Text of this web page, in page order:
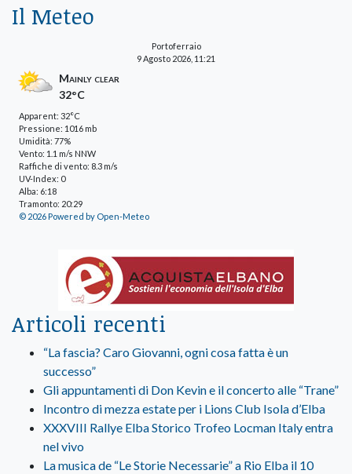
Il Meteo
Portoferraio
9 Agosto 2026, 11:21
Mainly clear
32°C
Apparent: 32°C
Pressione: 1016 mb
Umidità: 77%
Vento: 1.1 m/s NNW
Raffiche di vento: 8.3 m/s
UV-Index: 0
Alba: 6:18
Tramonto: 20:29
© 2026 Powered by Open-Meteo
Articoli recenti
“La fascia? Caro Giovanni, ogni cosa fatta è un
successo”
Gli appuntamenti di Don Kevin e il concerto alle “Trane”
Incontro di mezza estate per i Lions Club Isola d’Elba
XXXVIII Rallye Elba Storico Trofeo Locman Italy entra
nel vivo
La musica de “Le Storie Necessarie” a Rio Elba il 10